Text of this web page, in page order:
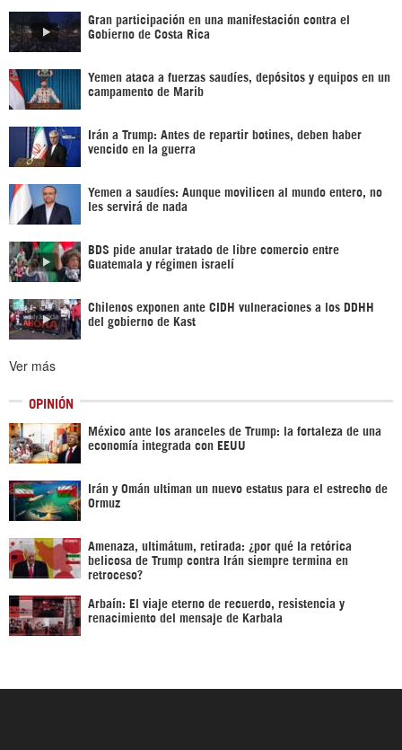
Gran participación en una manifestación contra el
Gobierno de Costa Rica
Yemen ataca a fuerzas saudíes, depósitos y equipos en un
campamento de Marib
Irán a Trump: Antes de repartir botines, deben haber
vencido en la guerra
Yemen a saudíes: Aunque movilicen al mundo entero, no
les servirá de nada
BDS pide anular tratado de libre comercio entre
Guatemala y régimen israelí
Chilenos exponen ante CIDH vulneraciones a los DDHH
del gobierno de Kast
Ver más
OPINIÓN
México ante los aranceles de Trump: la fortaleza de una
economía integrada con EEUU
Irán y Omán ultiman un nuevo estatus para el estrecho de
Ormuz
Amenaza, ultimátum, retirada: ¿por qué la retórica
belicosa de Trump contra Irán siempre termina en
retroceso?
Arbaín: El viaje eterno de recuerdo, resistencia y
renacimiento del mensaje de Karbala